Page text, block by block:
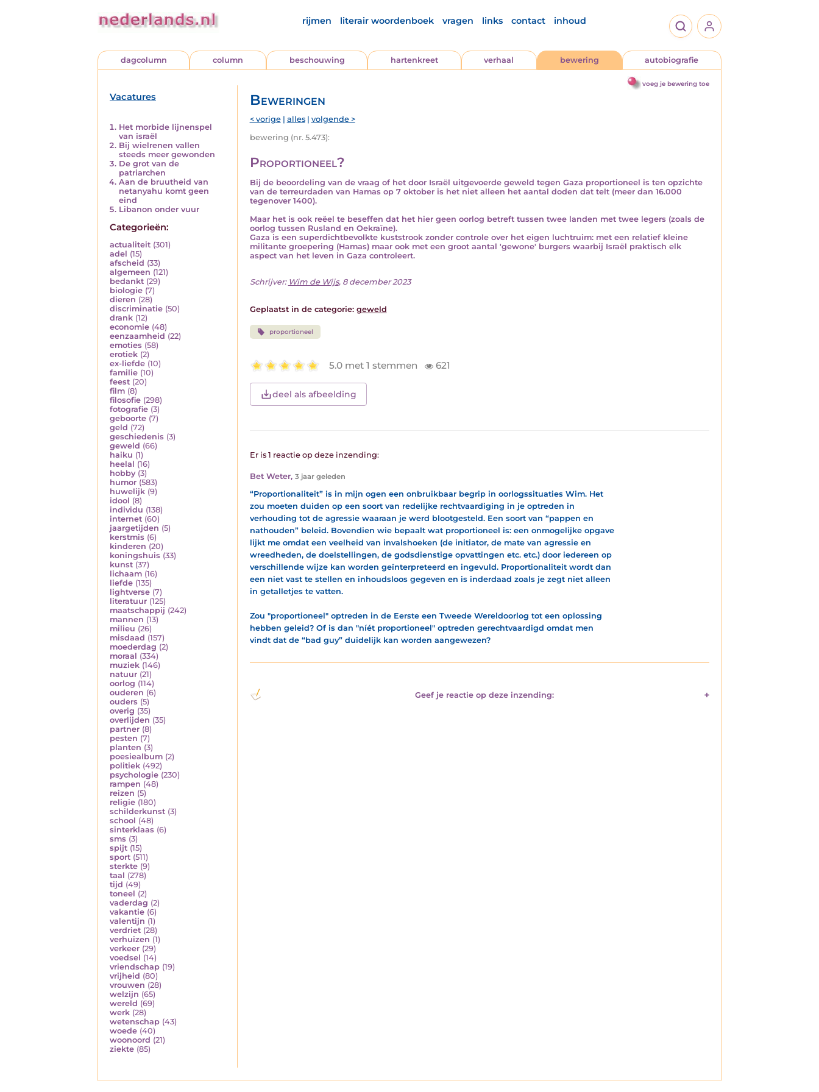
rijmen literair woordenboek vragen links contact inhoud
dagcolumn column beschouwing hartenkreet verhaal bewering autobiografie
voeg je bewering toe
Vacatures
Het morbide lijnenspel
van israël
Bij wielrenen vallen
steeds meer gewonden
De grot van de
patriarchen
Aan de bruutheid van
netanyahu komt geen
eind
Libanon onder vuur
Categorieën:
actualiteit (301)
adel (15)
afscheid (33)
algemeen (121)
bedankt (29)
biologie (7)
dieren (28)
discriminatie (50)
drank (12)
economie (48)
eenzaamheid (22)
emoties (58)
erotiek (2)
ex-liefde (10)
familie (10)
feest (20)
film (8)
filosofie (298)
fotografie (3)
geboorte (7)
geld (72)
geschiedenis (3)
geweld (66)
haiku (1)
heelal (16)
hobby (3)
humor (583)
huwelijk (9)
idool (8)
individu (138)
internet (60)
jaargetijden (5)
kerstmis (6)
kinderen (20)
koningshuis (33)
kunst (37)
lichaam (16)
liefde (135)
lightverse (7)
literatuur (125)
maatschappij (242)
mannen (13)
milieu (26)
misdaad (157)
moederdag (2)
moraal (334)
muziek (146)
natuur (21)
oorlog (114)
ouderen (6)
ouders (5)
overig (35)
overlijden (35)
partner (8)
pesten (7)
planten (3)
poesiealbum (2)
politiek (492)
psychologie (230)
rampen (48)
reizen (5)
religie (180)
schilderkunst (3)
school (48)
sinterklaas (6)
sms (3)
spijt (15)
sport (511)
sterkte (9)
taal (278)
tijd (49)
toneel (2)
vaderdag (2)
vakantie (6)
valentijn (1)
verdriet (28)
verhuizen (1)
verkeer (29)
voedsel (14)
vriendschap (19)
vrijheid (80)
vrouwen (28)
welzijn (65)
wereld (69)
werk (28)
wetenschap (43)
woede (40)
woonoord (21)
ziekte (85)
Beweringen
< vorige| alles| volgende >
bewering (nr. 5.473):
Proportioneel?
Bij de beoordeling van de vraag of het door Israël uitgevoerde geweld tegen Gaza proportioneel is ten opzichte
van de terreurdaden van Hamas op 7 oktober is het niet alleen het aantal doden dat telt (meer dan 16.000
tegenover 1400).
Maar het is ook reëel te beseffen dat het hier geen oorlog betreft tussen twee landen met twee legers (zoals de
oorlog tussen Rusland en Oekraïne).
Gaza is een superdichtbevolkte kuststrook zonder controle over het eigen luchtruim: met een relatief kleine
militante groepering (Hamas) maar ook met een groot aantal 'gewone' burgers waarbij Israël praktisch elk
aspect van het leven in Gaza controleert.
Schrijver: Wim de Wijs, 8 december 2023
Geplaatst in de categorie: geweld
proportioneel
5.0 met 1 stemmen 621
deel als afbeelding
Er is 1 reactie op deze inzending:
Bet Weter, 3 jaar geleden
“Proportionaliteit” is in mijn ogen een onbruikbaar begrip in oorlogssituaties Wim. Het
zou moeten duiden op een soort van redelijke rechtvaardiging in je optreden in
verhouding tot de agressie waaraan je werd blootgesteld. Een soort van “pappen en
nathouden” beleid. Bovendien wie bepaalt wat proportioneel is: een onmogelijke opgave
lijkt me omdat een veelheid van invalshoeken (de initiator, de mate van agressie en
wreedheden, de doelstellingen, de godsdienstige opvattingen etc. etc.) door iedereen op
verschillende wijze kan worden geïnterpreteerd en ingevuld. Proportionaliteit wordt dan
een niet vast te stellen en inhoudsloos gegeven en is inderdaad zoals je zegt niet alleen
in getalletjes te vatten.
Zou "proportioneel" optreden in de Eerste een Tweede Wereldoorlog tot een oplossing
hebben geleid? Of is dan "níét proportioneel" optreden gerechtvaardigd omdat men
vindt dat de “bad guy” duidelijk kan worden aangewezen?
Geef je reactie op deze inzending: